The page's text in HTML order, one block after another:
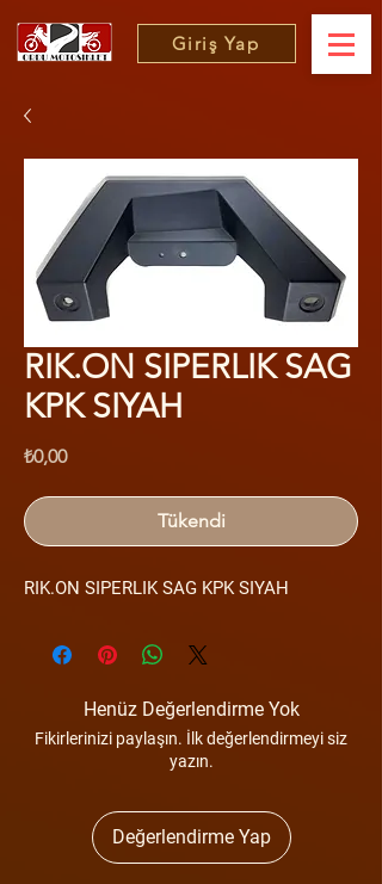
Giriş Yap
RIK.ON SIPERLIK SAG
KPK SIYAH
₺0,00Fiyat
Tükendi
RIK.ON SIPERLIK SAG KPK SIYAH
Henüz Değerlendirme Yok
Fikirlerinizi paylaşın. İlk değerlendirmeyi siz
yazın.
Değerlendirme Yap